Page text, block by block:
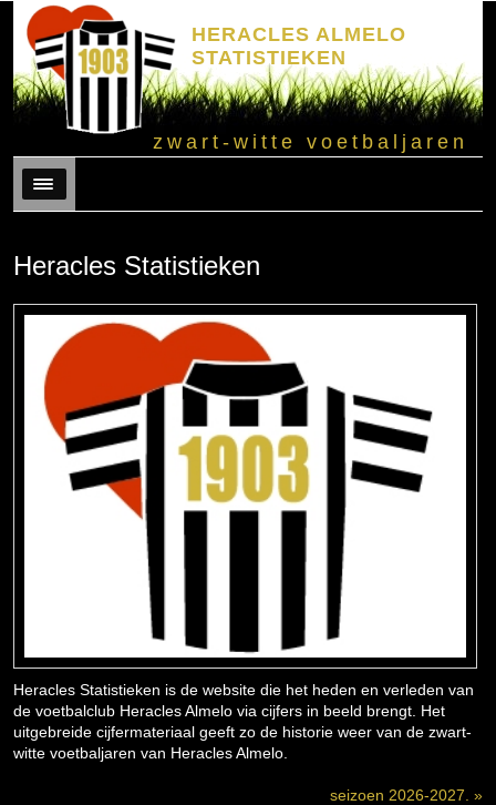
HERACLES ALMELO
STATISTIEKEN
zwart-witte voetbaljaren
Menu
Heracles Statistieken
Heracles Statistieken is de website die het heden en verleden van
de voetbalclub Heracles Almelo via cijfers in beeld brengt. Het
uitgebreide cijfermateriaal geeft zo de historie weer van de zwart-
witte voetbaljaren van Heracles Almelo.
seizoen 2026-2027. »